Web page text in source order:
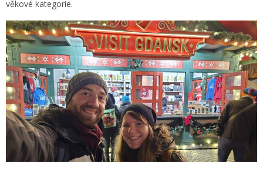
věkové kategorie.